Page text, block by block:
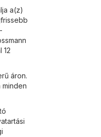
a(z)
12
áron.